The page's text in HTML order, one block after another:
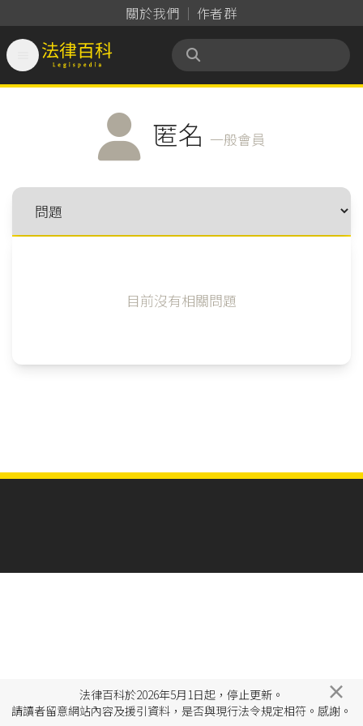
關於我們 作者群
法律百科 Legispedia
匿名 一般會員
目前沒有相關問題
法律百科於2026年5月1日起，停止更新。
請讀者留意網站內容及援引資料，是否與現行法令規定相符。感謝。
×